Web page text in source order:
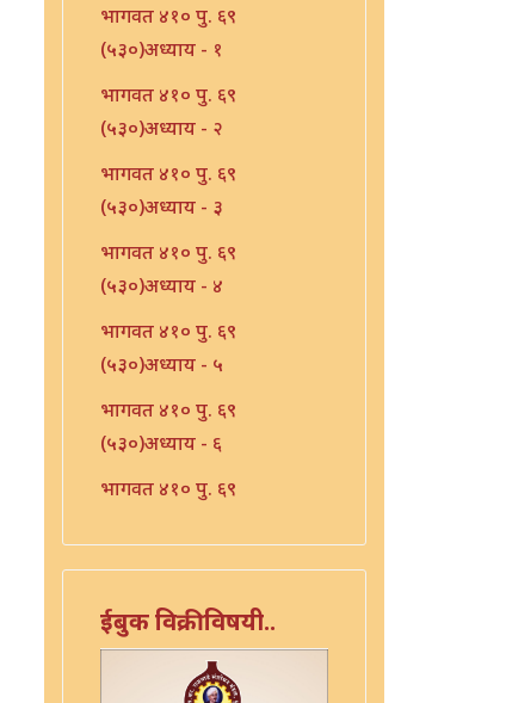
भागवत ४१० पु. ६९
(५३०)अध्याय - १
भागवत ४१० पु. ६९
(५३०)अध्याय - २
भागवत ४१० पु. ६९
(५३०)अध्याय - ३
भागवत ४१० पु. ६९
(५३०)अध्याय - ४
भागवत ४१० पु. ६९
(५३०)अध्याय - ५
भागवत ४१० पु. ६९
(५३०)अध्याय - ६
भागवत ४१० पु. ६९
भारत - ४१० पु १०६ (५६७)
भारत - ४१० पु १०८(५६९)
भारत ४१० पु. ९०(५५१)
ईबुक विक्रीविषयी..